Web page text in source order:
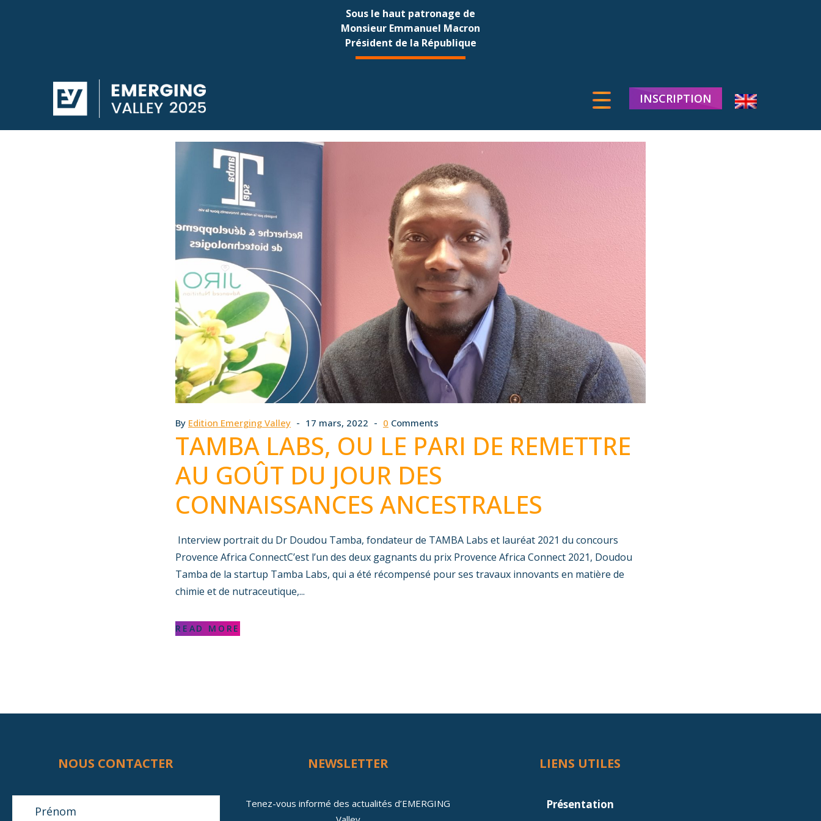
Sous le haut patronage de
Monsieur Emmanuel Macron
Président de la République
INSCRIPTION
By Edition Emerging Valley 17 mars, 2022 0 Comments
TAMBA LABS, OU LE PARI DE REMETTRE
AU GOÛT DU JOUR DES
CONNAISSANCES ANCESTRALES
Interview portrait du Dr Doudou Tamba, fondateur de TAMBA Labs et lauréat 2021 du concours
Provence Africa ConnectC’est l’un des deux gagnants du prix Provence Africa Connect 2021, Doudou
Tamba de la startup Tamba Labs, qui a été récompensé pour ses travaux innovants en matière de
chimie et de nutraceutique,...
READ MORE
NOUS CONTACTER NEWSLETTER
Tenez-vous informé des actualités d’EMERGING
LIENS UTILES
Présentation